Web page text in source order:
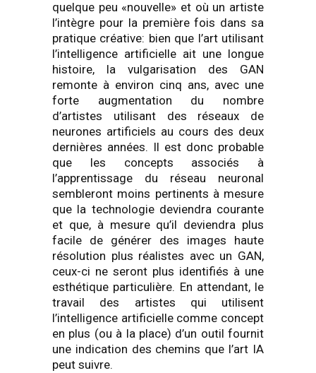
quelque peu «nouvelle» et où un artiste
l’intègre pour la première fois dans sa
pratique créative: bien que l’art utilisant
l’intelligence artificielle ait une longue
histoire, la vulgarisation des GAN
remonte à environ cinq ans, avec une
forte augmentation du nombre
d’artistes utilisant des réseaux de
neurones artificiels au cours des deux
dernières années. Il est donc probable
que les concepts associés à
l’apprentissage du réseau neuronal
sembleront moins pertinents à mesure
que la technologie deviendra courante
et que, à mesure qu’il deviendra plus
facile de générer des images haute
résolution plus réalistes avec un GAN,
ceux-ci ne seront plus identifiés à une
esthétique particulière. En attendant, le
travail des artistes qui utilisent
l’intelligence artificielle comme concept
en plus (ou à la place) d’un outil fournit
une indication des chemins que l’art IA
peut suivre.